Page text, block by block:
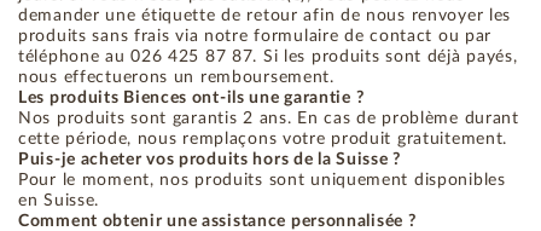
demander une étiquette de retour afin de nous renvoyer les
produits sans frais via notre formulaire de contact ou par
téléphone au 026 425 87 87. Si les produits sont déjà payés,
nous effectuerons un remboursement.
Les produits Biences ont-ils une garantie ?
Nos produits sont garantis 2 ans. En cas de problème durant
cette période, nous remplaçons votre produit gratuitement.
Puis-je acheter vos produits hors de la Suisse ?
Pour le moment, nos produits sont uniquement disponibles
en Suisse.
Comment obtenir une assistance personnalisée ?